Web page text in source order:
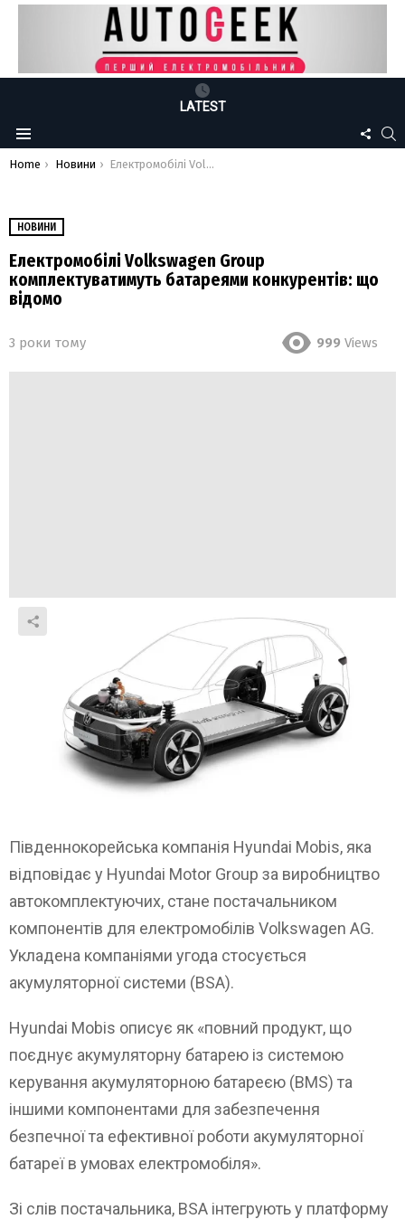
LATEST
Menu
US
You are here:
Home Новини Електромобілі Volkswagen Group комплектуватимуть батареями конкурентів: що відомо
НОВИНИ
Електромобілі Volkswagen Group
комплектуватимуть батареями конкурентів: що
відомо
3 роки тому 999 Views
Південнокорейська компанія Hyundai Mobis, яка
відповідає у Hyundai Motor Group за виробництво
автокомплектуючих, стане постачальником
компонентів для електромобілів Volkswagen AG.
Укладена компаніями угода стосується
акумуляторної системи (BSA).
Hyundai Mobis описує як «повний продукт, що
поєднує акумуляторну батарею із системою
керування акумуляторною батареєю (BMS) та
іншими компонентами для забезпечення
безпечної та ефективної роботи акумуляторної
батареї в умовах електромобіля».
Зі слів постачальника, BSA інтегрують у платформу